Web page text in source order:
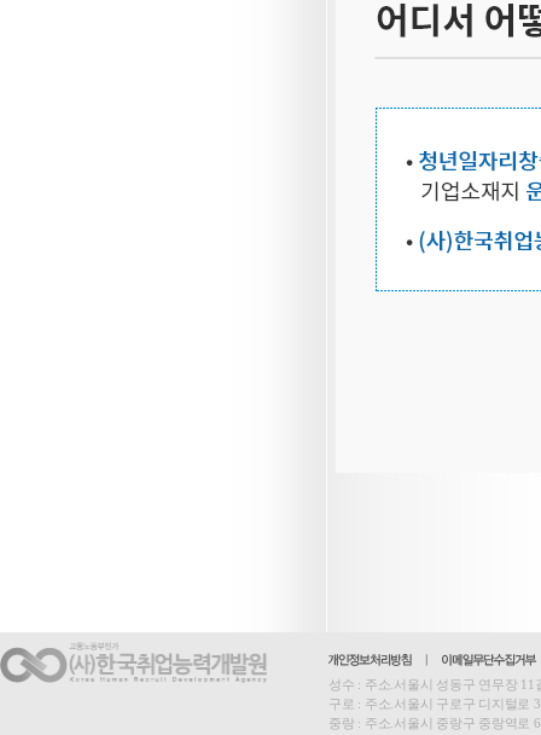
성수 : 주소.서울시 성동구 연무장 11
구로 : 주소.서울시 구로구 디지털로
중랑 : 주소.서울시 중랑구 중랑역로